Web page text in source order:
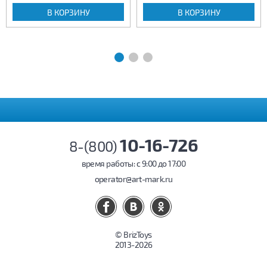
В КОРЗИНУ В КОРЗИНУ
8-(800)10-16-726
время работы: c 9:00 до 17:00
operator@art-mark.ru
© BrizToys
2013-2026